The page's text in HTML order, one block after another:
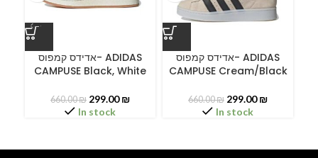
אדידס קמפוס- ADIDAS
CAMPUSE Black, White
660.00₪ 299.00₪
In stock
אדידס קמפוס- ADIDAS
CAMPUSE Cream/Black
660.00₪ 299.00₪
In stock